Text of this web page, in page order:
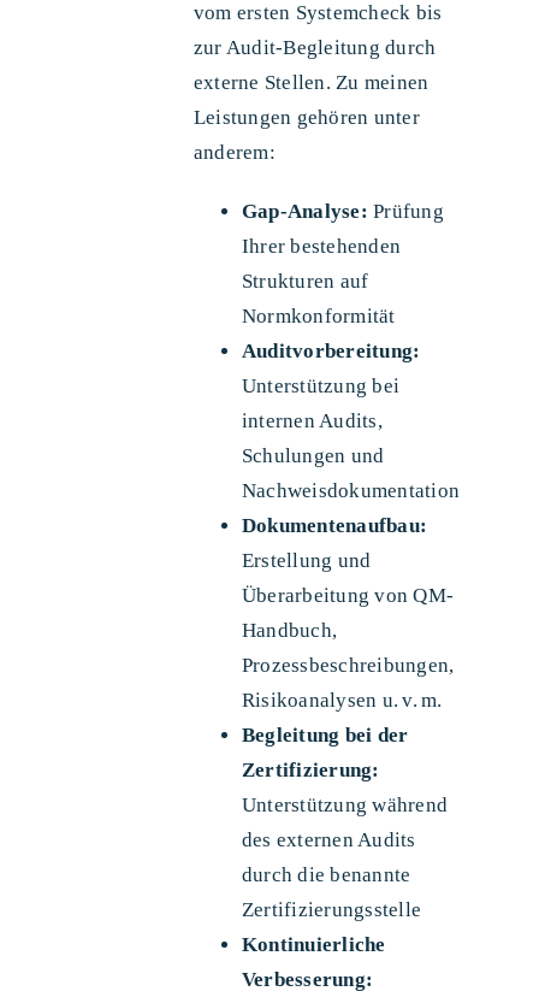
vom ersten Systemcheck bis
zur Audit-Begleitung durch
externe Stellen. Zu meinen
Leistungen gehören unter
anderem:
Gap-Analyse: Prüfung
Ihrer bestehenden
Strukturen auf
Normkonformität
Auditvorbereitung:
Unterstützung bei
internen Audits,
Schulungen und
Nachweisdokumentation
Dokumentenaufbau:
Erstellung und
Überarbeitung von QM-
Handbuch,
Prozessbeschreibungen,
Risikoanalysen u. v. m.
Begleitung bei der
Zertifizierung:
Unterstützung während
des externen Audits
durch die benannte
Zertifizierungsstelle
Kontinuierliche
Verbesserung: